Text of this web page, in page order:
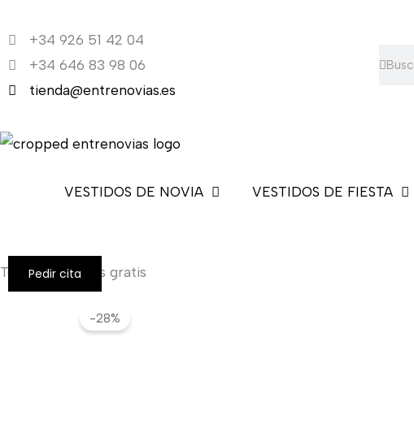
al
contenido
+34 926 51 42 04
+34 646 83 98 06
tienda@entrenovias.es
Buscar
VESTIDOS DE NOVIA VESTIDOS DE FIESTA
Pedir cita
Todos los envíos gratis
-28%